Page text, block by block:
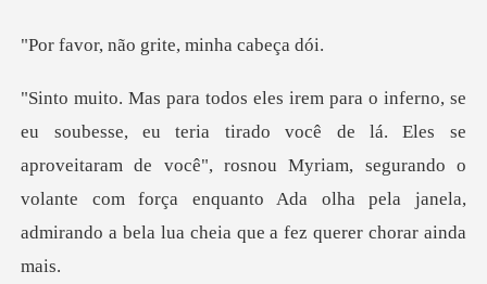
ão grite, min
cê de lá. Eles se
aproveitaram de você", rosnou Myriam, segurando o
volante com força enq